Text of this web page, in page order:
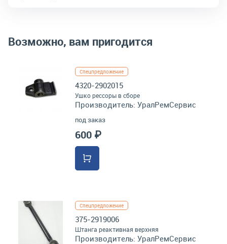
Возможно, вам пригодится
Спецпредложение
4320-2902015
Ушко рессоры в сборе
Производитель: УралРемСервис
под заказ
600 ₽
Спецпредложение
375-2919006
Штанга реактивная верхняя
Производитель: УралРемСервис